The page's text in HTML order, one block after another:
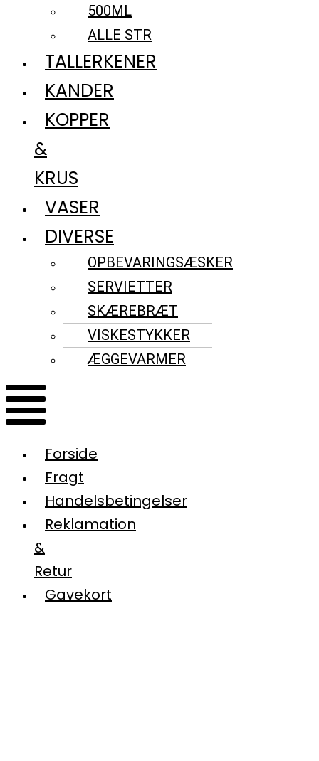
500ML
ALLE STR
TALLERKENER
KANDER
KOPPER
&
KRUS
VASER
DIVERSE
OPBEVARINGSÆSKER
SERVIETTER
SKÆREBRÆT
VISKESTYKKER
ÆGGEVARMER
Forside
Fragt
Handelsbetingelser
Reklamation
&
Retur
Gavekort